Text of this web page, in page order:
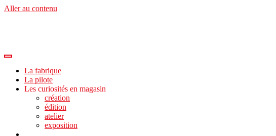
Aller au contenu
La fabrique
La pilote
Les curiosités en magasin
création
édition
atelier
exposition